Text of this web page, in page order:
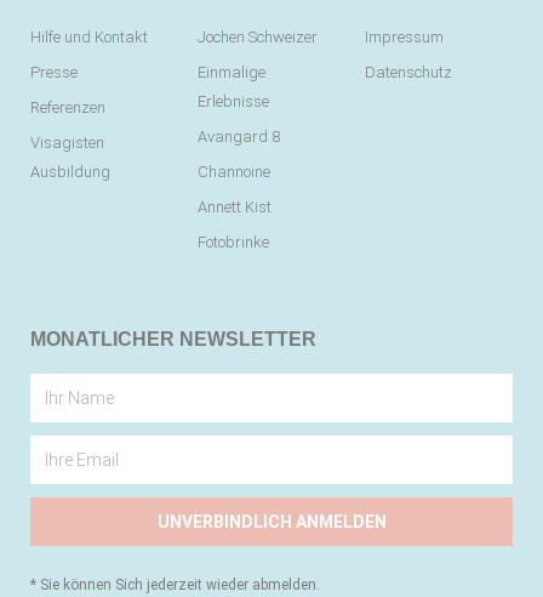
Hilfe und Kontakt
Presse
Referenzen
Visagisten
Ausbildung
Jochen Schweizer
Einmalige
Erlebnisse
Avangard 8
Channoine
Annett Kist
Fotobrinke
Impressum
Datenschutz
MONATLICHER NEWSLETTER
UNVERBINDLICH ANMELDEN
* Sie können Sich jederzeit wieder abmelden.